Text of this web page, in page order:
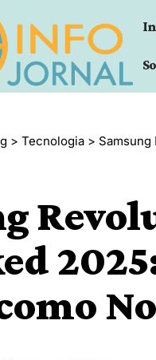
> Tecnologia >